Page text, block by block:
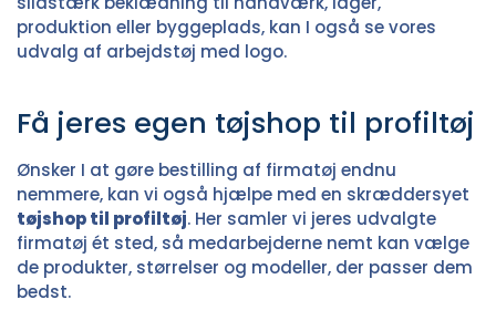
produktion eller byggeplads, kan I også se vores
udvalg af arbejdstøj med logo.
Få jeres egen tøjshop til profiltøj
Ønsker I at gøre bestilling af firmatøj endnu
nemmere, kan vi også hjælpe med en skræddersyet
tøjshop til profiltøj. Her samler vi jeres udvalgte
firmatøj ét sted, så medarbejderne nemt kan vælge
de produkter, størrelser og modeller, der passer dem
bedst.